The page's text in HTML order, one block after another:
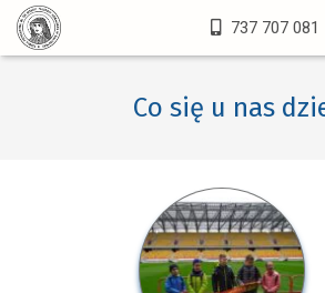
737 707 081
Co się u nas